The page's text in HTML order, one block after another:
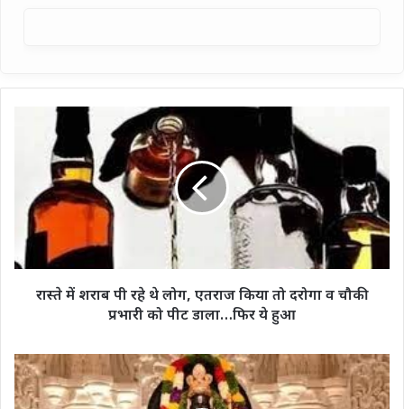
लोग,
एतराज
किया
प्रभारी
को
पीट
रास्ते में शराब पी रहे थे लोग, एतराज किया तो दरोगा व चौकी
प्रभारी को पीट डाला…फिर ये हुआ
अयोध्या
में
उमड़े